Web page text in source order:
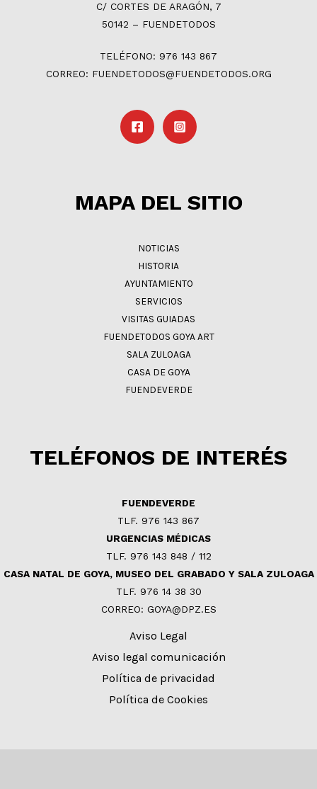
C/ CORTES DE ARAGÓN, 7
50142 – FUENDETODOS
TELÉFONO: 976 143 867
CORREO: FUENDETODOS@FUENDETODOS.ORG
MAPA DEL SITIO
NOTICIAS
HISTORIA
AYUNTAMIENTO
SERVICIOS
VISITAS GUIADAS
FUENDETODOS GOYA ART
SALA ZULOAGA
CASA DE GOYA
FUENDEVERDE
TELÉFONOS DE INTERÉS
FUENDEVERDE
TLF. 976 143 867
URGENCIAS MÉDICAS
TLF. 976 143 848 / 112
CASA NATAL DE GOYA, MUSEO DEL GRABADO Y SALA ZULOAGA
TLF. 976 14 38 30
CORREO: GOYA@DPZ.ES
Aviso Legal
Aviso legal comunicación
Política de privacidad
Política de Cookies